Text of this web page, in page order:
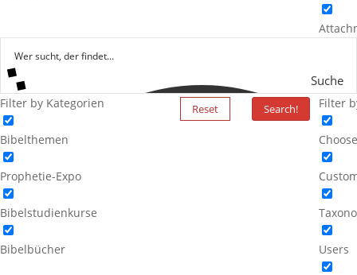
Suche
Filter by Kategorien
Bibelthemen
Prophetie-Expo
Bibelstudienkurse
Bibelbücher
Reset Search! Filter
Users